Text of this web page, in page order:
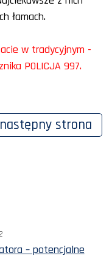
łamach.
w tradycyjnym -
POLICJA 997.
następny strona
– potencjalne